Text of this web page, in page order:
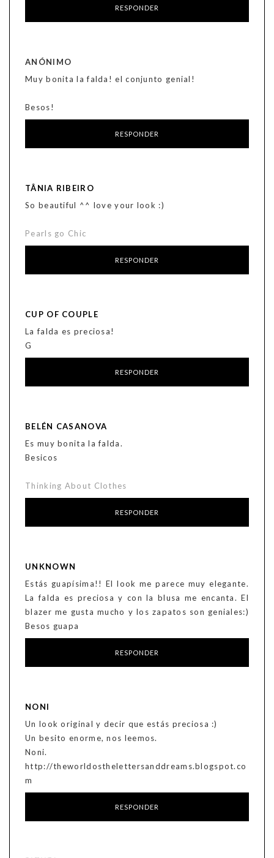
RESPONDER
ANÓNIMO
Muy bonita la falda! el conjunto genial!
Besos!
RESPONDER
TÂNIA RIBEIRO
So beautiful ^^ love your look :)
Pearls go Chic
RESPONDER
CUP OF COUPLE
La falda es preciosa!
G
RESPONDER
BELÉN CASANOVA
Es muy bonita la falda.
Besicos
Thinking About Clothes
RESPONDER
UNKNOWN
Estás guapísima!! El look me parece muy elegante.
La falda es preciosa y con la blusa me encanta. El
blazer me gusta mucho y los zapatos son geniales:)
Besos guapa
RESPONDER
NONI
Un look original y decir que estás preciosa :)
Un besito enorme, nos leemos.
Noni.
http://theworldosthelettersanddreams.blogspot.co
m
RESPONDER